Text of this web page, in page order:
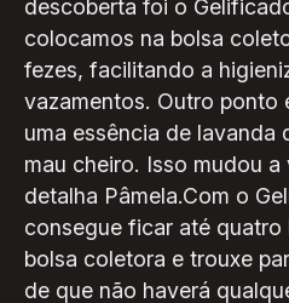
descoberta foi o
colocamos na bolsa
fezes, facilitando a
vazamentos. Outro ponto
uma essência de lavanda
mau cheiro. Isso mudou a
detalha Pâmela.Com o
consegue ficar até quatro
bolsa coletora e trouxe
de que não haverá